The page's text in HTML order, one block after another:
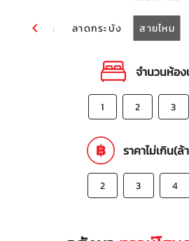
รามอินทรา ลาดกระบัง สายไหม
จำนวนห้อ
1 2 3
ราคาไม่เกิน(ล้
2 3 4